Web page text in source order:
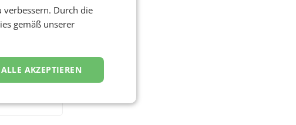
Durch die
gemäß unserer
ALLE AKZEPTIEREN